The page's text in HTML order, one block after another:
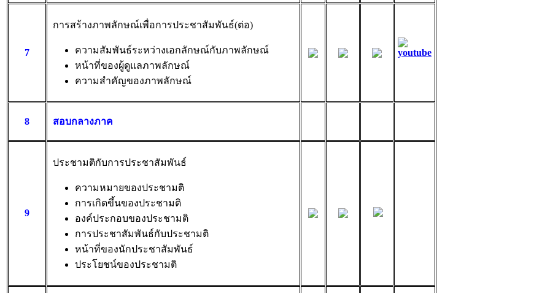
7
การสร้างภาพลักษณ์เพื่อการประชาสัมพันธ์(ต่อ)
ความสัมพันธ์ระหว่างเอกลักษณ์กับภาพลักษณ์
หน้าที่ของผู้ดูแลภาพลักษณ์
ความสำคัญของภาพลักษณ์
8 สอบกลางภาค
9
ประชามติกับการประชาสัมพันธ์
ความหมายของประชามติ
การเกิดขึ้นของประชามติ
องค์ประกอบของประชามติ
การประชาสัมพันธ์กับประชามติ
หน้าที่ของนักประชาสัมพันธ์
ประโยชน์ของประชามติ